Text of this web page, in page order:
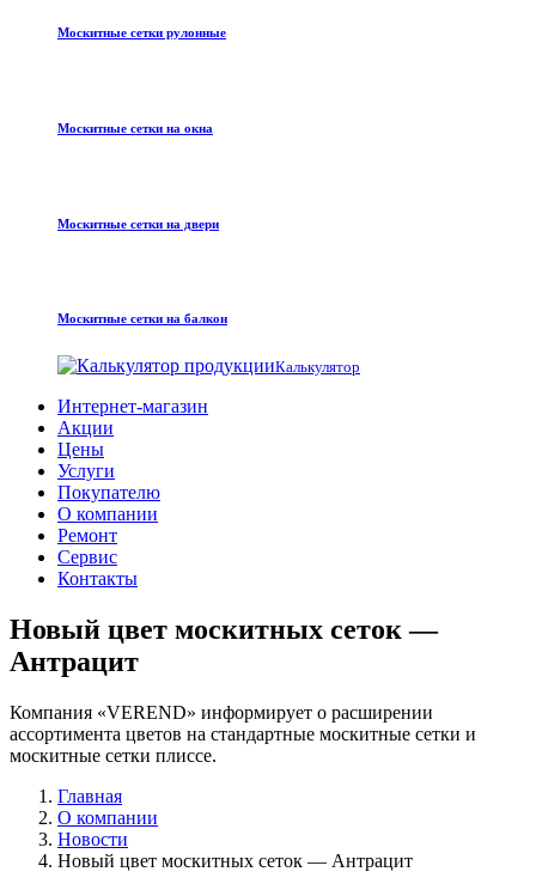
Москитные сетки рулонные
Москитные сетки на окна
Москитные сетки на двери
Москитные сетки на балкон
Калькулятор
Интернет-магазин
Акции
Цены
Услуги
Покупателю
О компании
Ремонт
Сервис
Контакты
Новый цвет москитных сеток —
Антрацит
Компания «VEREND» информирует о расширении
ассортимента цветов на стандартные москитные сетки и
москитные сетки плиссе.
Главная
О компании
Новости
Новый цвет москитных сеток — Антрацит